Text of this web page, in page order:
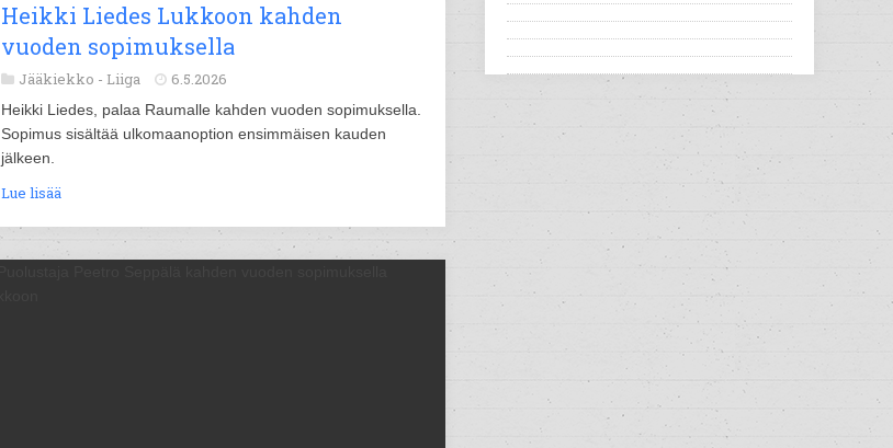
Heikki Liedes Lukkoon kahden
vuoden sopimuksella
Jääkiekko - Liiga 6.5.2026
Heikki Liedes, palaa Raumalle kahden vuoden sopimuksella.
Sopimus sisältää ulkomaanoption ensimmäisen kauden
jälkeen.
Lue lisää